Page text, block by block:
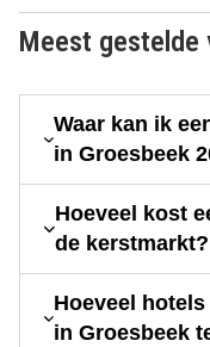
Meest gestelde
Waar kan ik
in Groesbeek
Hoeveel kost
de kerstmarkt?
Hoeveel
in Groesbeek